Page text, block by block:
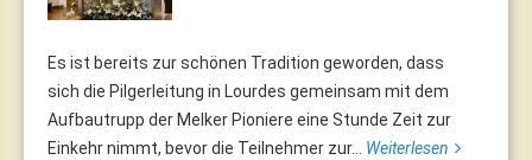
Es ist bereits zur schönen Tradition geworden, dass
sich die Pilgerleitung in Lourdes gemeinsam mit dem
Aufbautrupp der Melker Pioniere eine Stunde Zeit zur
Einkehr nimmt, bevor die Teilnehmer zur... Weiterlesen